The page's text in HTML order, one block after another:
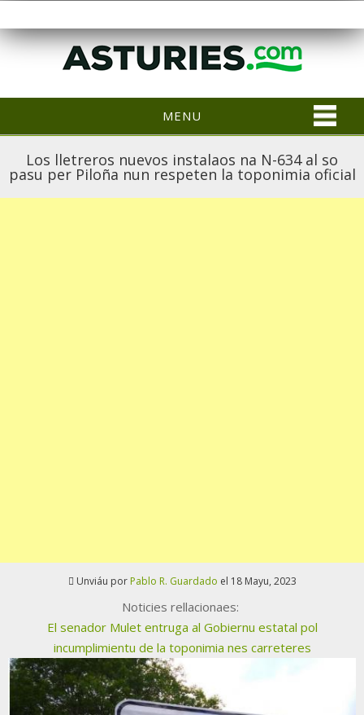
MENU
Los lletreros nuevos instalaos na N-634 al so
pasu per Piloña nun respeten la toponimia oficial
Unviáu por Pablo R. Guardado el 18 Mayu, 2023
Noticies rellacionaes:
El senador Mulet entruga al Gobiernu estatal pol
incumplimientu de la toponimia nes carreteres